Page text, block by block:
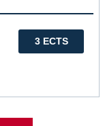
3 ECTS